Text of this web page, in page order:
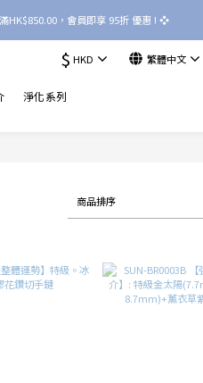
HK$850.00，會員即享 95折 優惠 ! ❖
$ HKD 繁體中文
淨化系列
商品排序